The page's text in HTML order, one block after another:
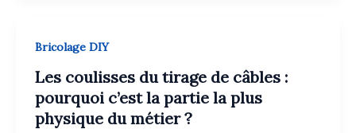
Bricolage DIY
Les coulisses du tirage de câbles :
pourquoi c’est la partie la plus
physique du métier ?